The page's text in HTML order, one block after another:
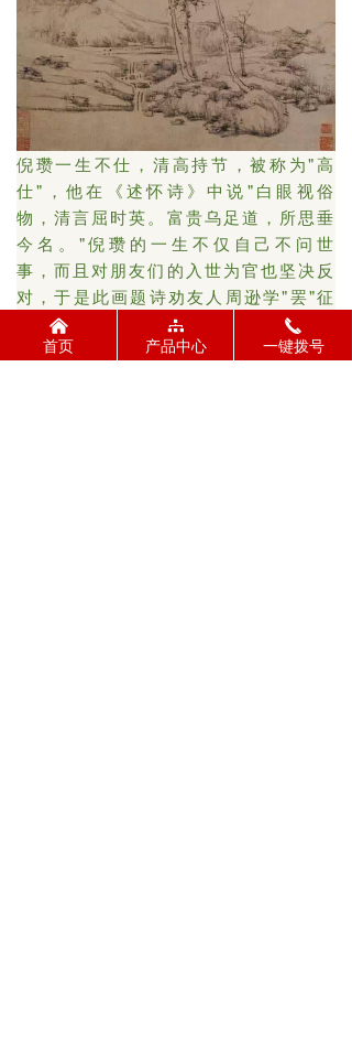
倪瓒一生不仕，清高持节，被称为"高
仕"，他在《述怀诗》中说"白眼视俗
物，清言屈时英。富贵乌足道，所思垂
今名。"倪瓒的一生不仅自己不问世
事，而且对朋友们的入世为官也坚决反
对，于是此画题诗劝友人周逊学"罢"征
路，"息"仕思，含有强烈的"招隐之
意"。《幽涧寒松图》整幅画意境荒
낀
首页
뀒
产品中心
끅
一键拨号